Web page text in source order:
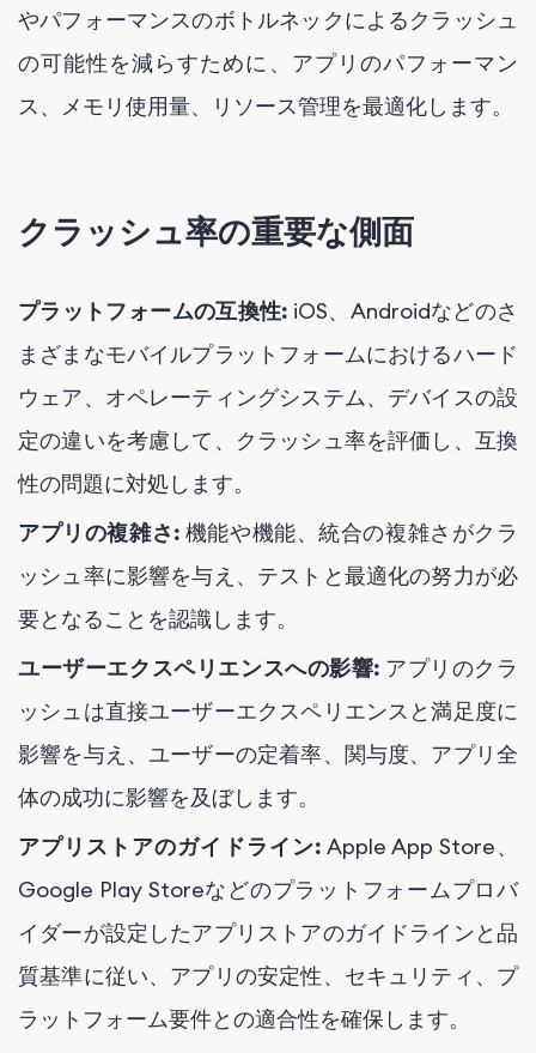
やパフォーマンスのボトルネックによるクラッシュ
の可能性を減らすために、アプリのパフォーマン
ス、メモリ使用量、リソース管理を最適化します。
クラッシュ率の重要な側面
プラットフォームの互換性: iOS、Androidなどのさ
まざまなモバイルプラットフォームにおけるハード
ウェア、オペレーティングシステム、デバイスの設
定の違いを考慮して、クラッシュ率を評価し、互換
性の問題に対処します。
アプリの複雑さ: 機能や機能、統合の複雑さがクラ
ッシュ率に影響を与え、テストと最適化の努力が必
要となることを認識します。
ユーザーエクスペリエンスへの影響: アプリのクラ
ッシュは直接ユーザーエクスペリエンスと満足度に
影響を与え、ユーザーの定着率、関与度、アプリ全
体の成功に影響を及ぼします。
アプリストアのガイドライン:Apple App Store、
Google Play Storeなどのプラットフォームプロバ
イダーが設定したアプリストアのガイドラインと品
質基準に従い、アプリの安定性、セキュリティ、プ
ラットフォーム要件との適合性を確保します。